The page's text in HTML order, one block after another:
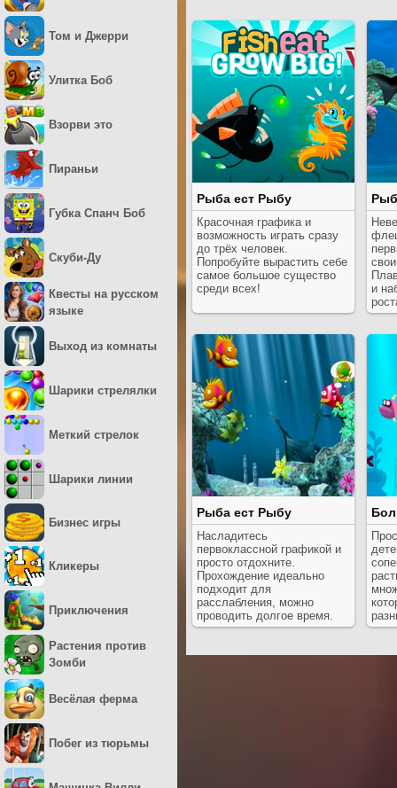
Рыба ест Рыбу
Красочная графика и
возможность играть сразу
до трёх человек.
Попробуйте вырастить себе
самое большое существо
среди всех!
и
Рыба ест Рыбу
Насладитесь
первоклассной графикой и
просто отдохните.
Прохождение идеально
подходит для
расслабления, можно
проводить долгое время.
Том и Джерри
Улитка Боб
Взорви это
Пираньи
Губка Спанч Боб
Скуби-Ду
Квесты на русском
языке
Выход из комнаты
Шарики стрелялки
Меткий стрелок
Шарики линии
Бизнес игры
Кликеры
Приключения
Растения против
Зомби
Весёлая ферма
Побег из тюрьмы